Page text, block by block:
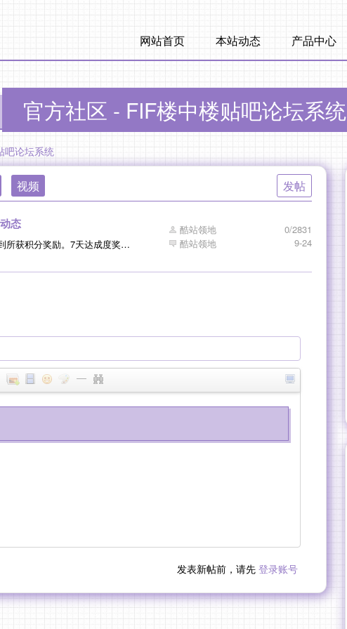
网站首页 本站动态 产品中心
官方社区 - FIF楼中楼贴吧论坛系统
吧论坛系统
视频 发帖
态
系统增加了会员签到功能：后台可设置每天签到所获积分奖励。7天达成度奖励，以
0/2831
9-24
酷站领地
酷站领地
发表新帖前，请先 登录账号